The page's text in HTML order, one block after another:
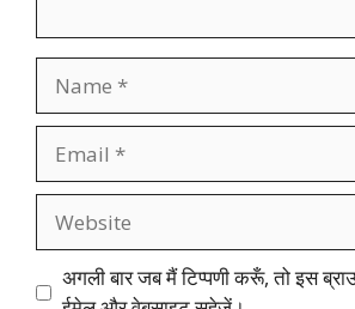
अगली बार जब मैं टिप्पणी करूँ, तो इस